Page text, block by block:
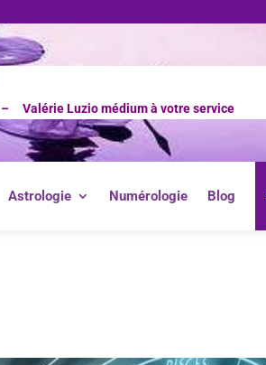
Valérie Luzio médium à votre service
Astrologie Numérologie Blog